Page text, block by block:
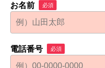
お名前 必須
電話番号 必須